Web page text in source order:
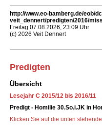
http://www.eo-bamberg.de/eob/
veit_dennert/predigten/2016/
Freitag 07.08.2026, 23:09 Uhr
(c) 2026 Veit Dennert
Predigten
Übersicht
Lesejahr C 2015/12 bis 2016/11
Predigt - Homilie 30.So.i.JK in
Klicken Sie auf die unten